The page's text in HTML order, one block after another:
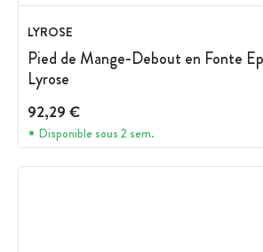
LYROSE
Pied de Mange-Debout en Fonte
Lyrose
92,29 €
Disponible sous 2 sem.